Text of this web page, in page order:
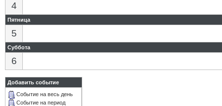
4
Пятница
5
Суббота
6
Добавить событие
Событие на весь день
Событие на период